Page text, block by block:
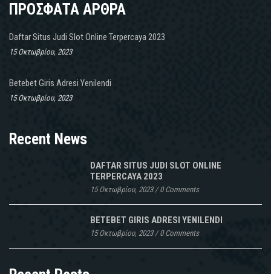
ΠΡΟΣΦΑΤΑ ΑΡΘΡΑ
Daftar Situs Judi Slot Online Terpercaya 2023
15 Οκτωβρίου, 2023
Betebet Giris Adresi Yenilendi
15 Οκτωβρίου, 2023
Recent News
DAFTAR SITUS JUDI SLOT ONLINE
TERPERCAYA 2023
15 Οκτωβρίου, 2023/0 Comments
BETEBET GIRIS ADRESI YENILENDI
15 Οκτωβρίου, 2023/0 Comments